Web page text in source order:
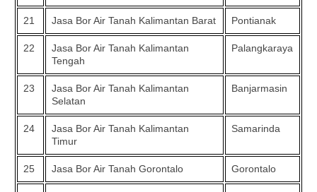
21 Jasa Bor Air Tanah Kalimantan Barat Pontianak
22
Jasa Bor Air Tanah Kalimantan
Tengah
Palangkaraya
23
Jasa Bor Air Tanah Kalimantan
Selatan
Banjarmasin
24
Jasa Bor Air Tanah Kalimantan
Timur
Samarinda
25 Jasa Bor Air Tanah Gorontalo Gorontalo